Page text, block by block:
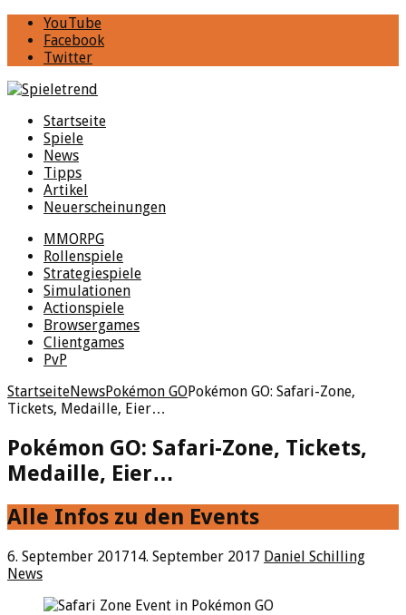
YouTube
Facebook
Twitter
Startseite
Spiele
News
Tipps
Artikel
Neuerscheinungen
MMORPG
Rollenspiele
Strategiespiele
Simulationen
Actionspiele
Browsergames
Clientgames
PvP
StartseiteNewsPokémon GOPokémon GO: Safari-Zone,
Tickets, Medaille, Eier…
Pokémon GO: Safari-Zone, Tickets,
Medaille, Eier…
Alle Infos zu den Events
6. September 201714. September 2017 Daniel Schilling
News